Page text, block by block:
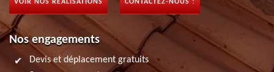
VOIR NOS RÉALISATIONS CONTACTEZ-NOUS !
Nos engagements
Devis et déplacement gratuits